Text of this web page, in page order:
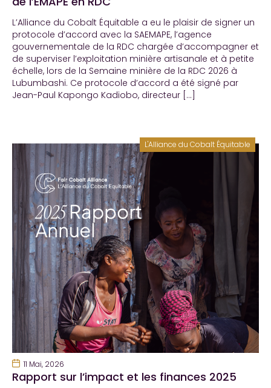
L’Alliance du Cobalt Équitable a eu le plaisir de signer un
protocole d’accord avec la SAEMAPE, l’agence
gouvernementale de la RDC chargée d’accompagner et
de superviser l’exploitation minière artisanale et à petite
échelle, lors de la Semaine minière de la RDC 2026 à
Lubumbashi. Ce protocole d’accord a été signé par
Jean-Paul Kapongo Kadiobo, directeur […]
L'Alliance du Cobalt Équitable
11 Mai, 2026
Rapport sur l’impact et les finances 2025